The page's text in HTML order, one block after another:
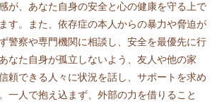
が、あなた自身の安全と心の健康を守る上で
す。また、依存症の本人からの暴力や脅迫が
警察や専門機関に相談し、安全を最優先に行
なた自身が孤立しないよう、友人や他の家
頼できる人々に状況を話し、サポートを求め
一人で抱え込まず、外部の力を借りること